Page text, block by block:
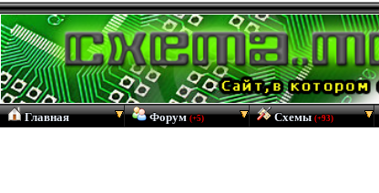
Главная Форум(+5) Схемы(+93)